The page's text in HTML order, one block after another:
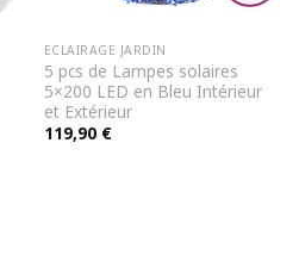
ECLAIRAGE JARDIN
5 pcs de Lampes solaires
5×200 LED en Bleu Intérieur
et Extérieur
119,90 €